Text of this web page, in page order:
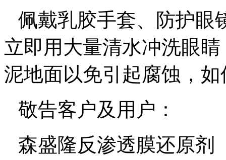
佩戴乳胶手套、防护眼
立即用大量清水冲洗眼
泥地面以免引起腐蚀，
敬告客户及用户：
森盛隆反渗透膜还原剂